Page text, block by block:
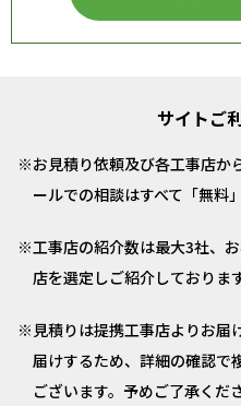
サイトご
お見積り依頼及び各工事店か
ールでの相談はすべて「無料
工事店の紹介数は最大3社、
店を選定しご紹介しております
見積りは提携工事店よりお届
届けするため、詳細の確認で
ございます。予めご了承くだ